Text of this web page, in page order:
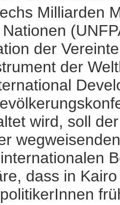
Milliarden
der
der
wird, soll
dass in